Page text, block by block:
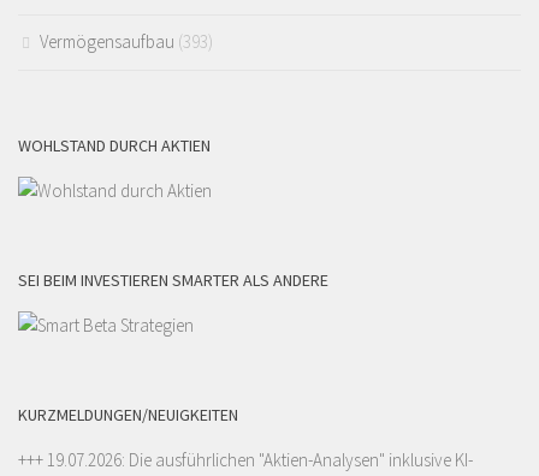
Vermögensaufbau (393)
WOHLSTAND DURCH AKTIEN
SEI BEIM INVESTIEREN SMARTER ALS ANDERE
KURZMELDUNGEN/NEUIGKEITEN
+++ 19.07.2026: Die ausführlichen "Aktien-Analysen" inklusive KI-